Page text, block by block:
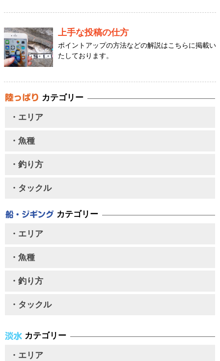
上手な投稿の仕方
ポイントアップの方法などの解説はこちらに掲載い
たしております。
カテゴリー
・エリア
・魚種
・釣り方
・タックル
カテゴリー
・エリア
・魚種
・釣り方
・タックル
カテゴリー
・エリア